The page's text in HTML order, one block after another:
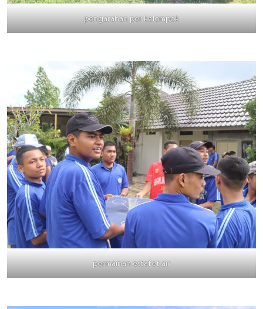
pengarahan per kelompok
permainan estafet air